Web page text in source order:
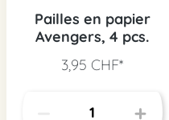
Pailles en papier
Avengers, 4 pcs.
3,95 CHF*